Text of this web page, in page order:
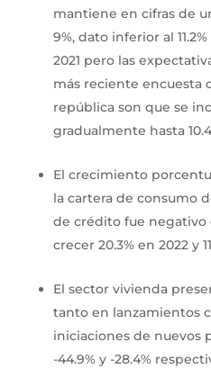
mantiene en cifras de
9%, dato inferior al
2021 pero las
más reciente encuesta
república son que se
gradualmente hasta
El crecimiento
la cartera de consumo
de crédito fue negativo
crecer 20.3% en 2022 y
El sector vivienda
tanto en lanzamientos
iniciaciones de nuevos
-44.9% y -28.4%